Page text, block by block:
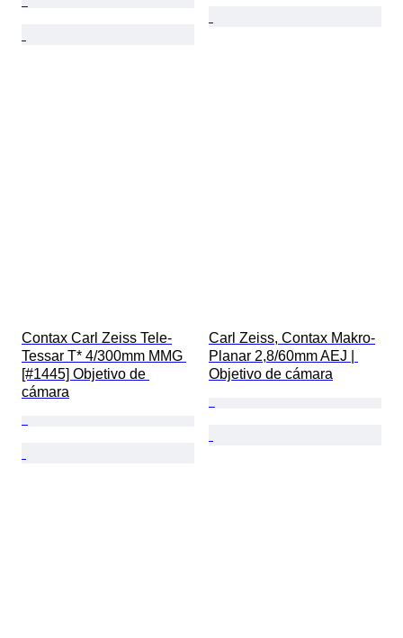
Contax Carl Zeiss Tele-
Tessar T* 4/300mm MMG
[#1445] Objetivo de
cámara
Carl Zeiss, Contax Makro-
Planar 2,8/60mm AEJ |
Objetivo de cámara